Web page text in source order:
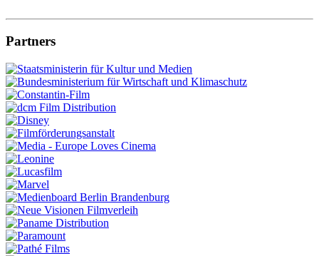
Partners